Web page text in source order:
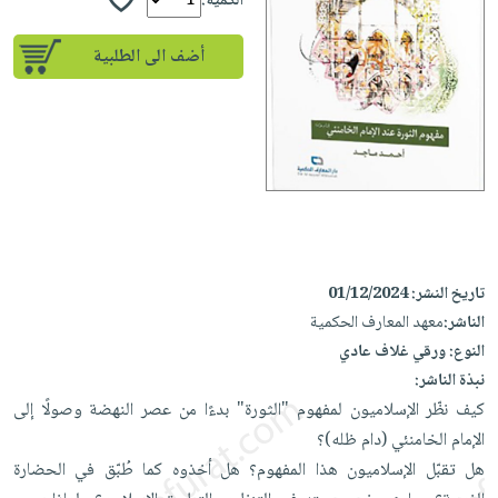
إختياراتنا
كتب
أكاديمية
صندوق
القراءة
English
iKitab
بلا
حدود
أسئلة
طرحها
على
Android
تحميل
iKitab
على
Apple
أسئلة
يتكرر
طرحها
تحميل
masmu3
Android
على
Apple
المواضيع
الأكثر
مبيعاً
إختياراتنا
تعليمية
جوائز
تعليمية
الصحة
والعناية
الشخصية
العناية
الشخصية
العناية
وتصفيف
الشعر
العناية
بالجسم
والسفرة
جديد
الكل
أواني
الطهي
أدوات
متجر
الهدايا
أقسام
أضف الى الطلبية
تاريخ النشر:01/12/2024
الناشر:معهد المعارف الحكمية
النوع:ورقي غلاف عادي
نبذة الناشر:
كيف نظّر الإسلاميون لمفهوم "الثورة" بدءًا من عصر النهضة وصولًا إلى
الإمام الخامنئي (دام ظله)؟
هل تقبّل الإسلاميون هذا المفهوم؟ هل أخذوه كما طُبّق في الحضارة